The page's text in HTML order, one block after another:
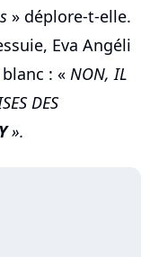
» déplore-t-elle.
Eva Angéli
: « NON, IL
DES
».